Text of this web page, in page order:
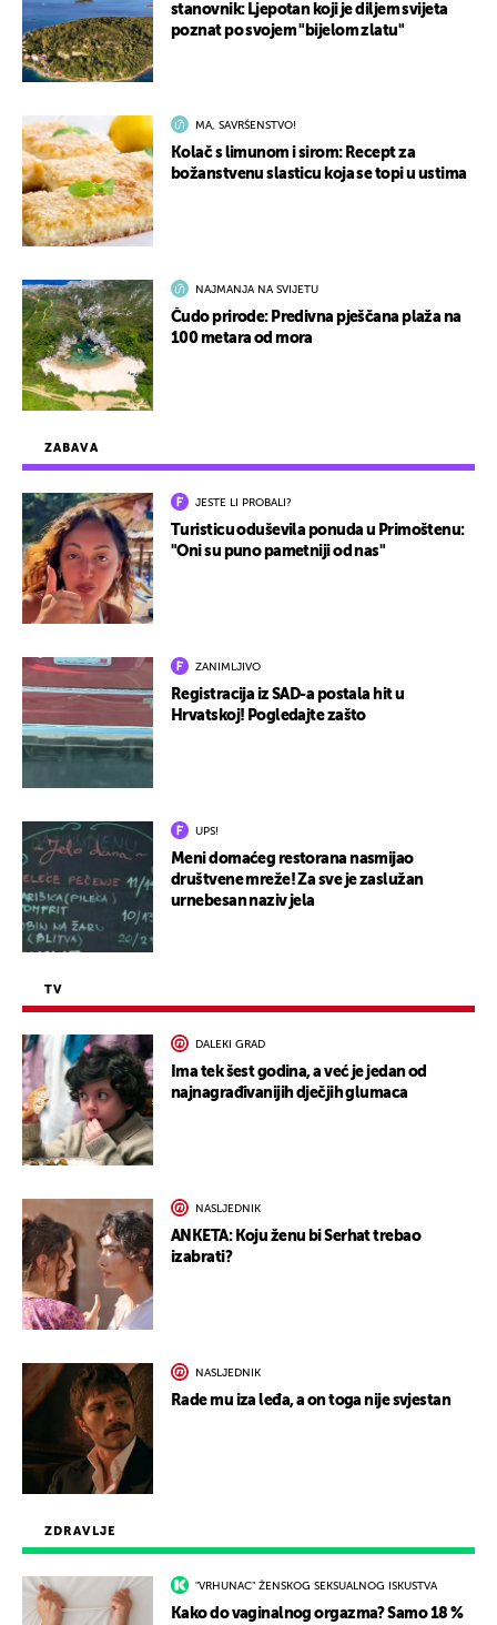
ZDRAVLJE
"VRHUNAC" ŽENSKOG SEKSUALNOG ISKUSTVA
Kako do vaginalnog orgazma? Samo 18 %
ZABAVA
JESTE LI PROBALI?
Turisticu oduševila ponuda u Primoštenu:
"Oni su puno pametniji od nas"
ZANIMLJIVO
Registracija iz SAD-a postala hit u
Hrvatskoj! Pogledajte zašto
UPS!
Meni domaćeg restorana nasmijao
društvene mreže! Za sve je zaslužan
urnebesan naziv jela
TV
DALEKI GRAD
Ima tek šest godina, a već je jedan od
najnagrađivanijih dječjih glumaca
NASLJEDNIK
ANKETA: Koju ženu bi Serhat trebao
izabrati?
NASLJEDNIK
Rade mu iza leđa, a on toga nije svjestan
stanovnik: Ljepotan koji je diljem svijeta
poznat po svojem "bijelom zlatu"
MA, SAVRŠENSTVO!
Kolač s limunom i sirom: Recept za
božanstvenu slasticu koja se topi u ustima
NAJMANJA NA SVIJETU
Čudo prirode: Predivna pješčana plaža na
100 metara od mora